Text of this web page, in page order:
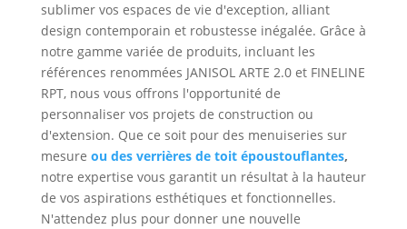
sublimer vos espaces de vie d'exception, alliant
design contemporain et robustesse inégalée. Grâce à
notre gamme variée de produits, incluant les
références renommées JANISOL ARTE 2.0 et FINELINE
RPT, nous vous offrons l'opportunité de
personnaliser vos projets de construction ou
d'extension. Que ce soit pour des menuiseries sur
mesure ou des verrières de toit époustouflantes,
notre expertise vous garantit un résultat à la hauteur
de vos aspirations esthétiques et fonctionnelles.
N'attendez plus pour donner une nouvelle